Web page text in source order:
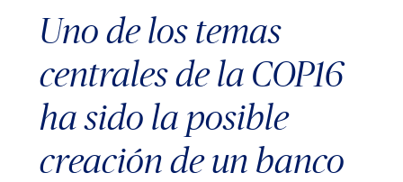
Uno de los temas
centrales de la COP16
ha sido la posible
creación de un banco